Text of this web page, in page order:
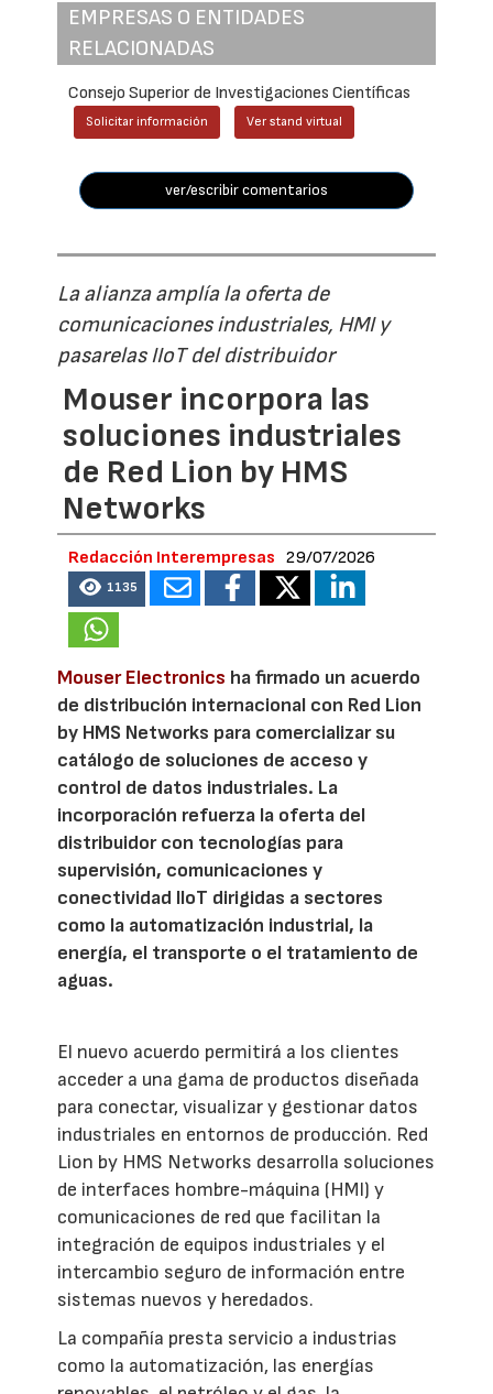
EMPRESAS O ENTIDADES
RELACIONADAS
Consejo Superior de Investigaciones Científicas
Solicitar información Ver stand virtual
ver/escribir comentarios
La alianza amplía la oferta de
comunicaciones industriales, HMI y
pasarelas IIoT del distribuidor
Mouser incorpora las
soluciones industriales
de Red Lion by HMS
Networks
Redacción Interempresas 29/07/2026
1135
Mouser Electronics ha firmado un acuerdo
de distribución internacional con Red Lion
by HMS Networks para comercializar su
catálogo de soluciones de acceso y
control de datos industriales. La
incorporación refuerza la oferta del
distribuidor con tecnologías para
supervisión, comunicaciones y
conectividad IIoT dirigidas a sectores
como la automatización industrial, la
energía, el transporte o el tratamiento de
aguas.
El nuevo acuerdo permitirá a los clientes
acceder a una gama de productos diseñada
para conectar, visualizar y gestionar datos
industriales en entornos de producción. Red
Lion by HMS Networks desarrolla soluciones
de interfaces hombre-máquina (HMI) y
comunicaciones de red que facilitan la
integración de equipos industriales y el
intercambio seguro de información entre
sistemas nuevos y heredados.
La compañía presta servicio a industrias
como la automatización, las energías